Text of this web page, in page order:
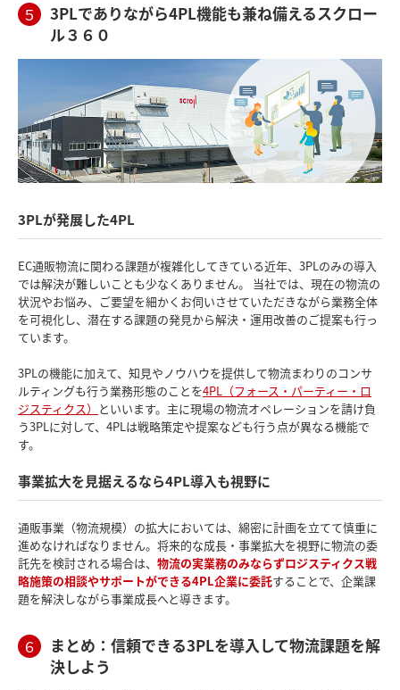
５
3PLでありながら4PL機能も兼ね備えるスクロー
ル３６０
3PLが発展した4PL
EC通販物流に関わる課題が複雑化してきている近年、3PLのみの導入
では解決が難しいことも少なくありません。 当社では、現在の物流の
状況やお悩み、ご要望を細かくお伺いさせていただきながら業務全体
を可視化し、潜在する課題の発見から解決・運用改善のご提案も行っ
ています。
3PLの機能に加えて、知見やノウハウを提供して物流まわりのコンサ
ルティングも行う業務形態のことを4PL（フォース・パーティー・ロ
ジスティクス） といいます。主に現場の物流オペレーションを請け負
う3PLに対して、4PLは戦略策定や提案なども行う点が異なる機能で
す。
事業拡大を見据えるなら4PL導入も視野に
通販事業（物流規模）の拡大においては、綿密に計画を立てて慎重に
進めなければなりません。将来的な成長・事業拡大を視野に物流の委
託先を検討される場合は、 物流の実業務のみならずロジスティクス戦
略施策の相談やサポートができる4PL企業に委託することで、企業課
題を解決しながら事業成長へと導きます。
６
まとめ：信頼できる3PLを導入して物流課題を解
決しよう